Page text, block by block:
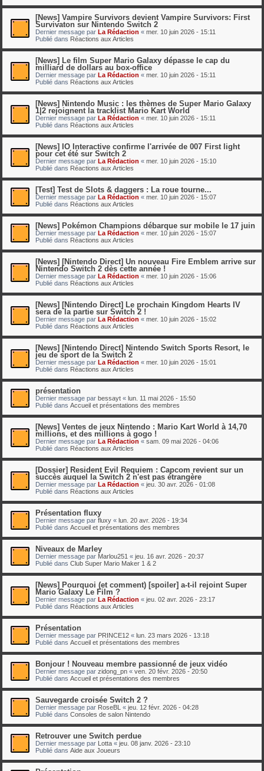
[News] Vampire Survivors devient Vampire Survivors: First
Survivaton sur Nintendo Switch 2
Dernier message par La Rédaction « mer. 10 juin 2026 - 15:11
Publié dans Réactions aux Articles
[News] Le film Super Mario Galaxy dépasse le cap du
milliard de dollars au box-office
Dernier message par La Rédaction « mer. 10 juin 2026 - 15:11
Publié dans Réactions aux Articles
[News] Nintendo Music : les thèmes de Super Mario Galaxy
1|2 rejoignent la tracklist Mario Kart World
Dernier message par La Rédaction « mer. 10 juin 2026 - 15:11
Publié dans Réactions aux Articles
[News] IO Interactive confirme l'arrivée de 007 First light
pour cet été sur Switch 2
Dernier message par La Rédaction « mer. 10 juin 2026 - 15:10
Publié dans Réactions aux Articles
[Test] Test de Slots & daggers : La roue tourne...
Dernier message par La Rédaction « mer. 10 juin 2026 - 15:07
Publié dans Réactions aux Articles
[News] Pokémon Champions débarque sur mobile le 17 juin
Dernier message par La Rédaction « mer. 10 juin 2026 - 15:07
Publié dans Réactions aux Articles
[News] [Nintendo Direct] Un nouveau Fire Emblem arrive sur
Nintendo Switch 2 dès cette année !
Dernier message par La Rédaction « mer. 10 juin 2026 - 15:06
Publié dans Réactions aux Articles
[News] [Nintendo Direct] Le prochain Kingdom Hearts IV
sera de la partie sur Switch 2 !
Dernier message par La Rédaction « mer. 10 juin 2026 - 15:02
Publié dans Réactions aux Articles
[News] [Nintendo Direct] Nintendo Switch Sports Resort, le
jeu de sport de la Switch 2
Dernier message par La Rédaction « mer. 10 juin 2026 - 15:01
Publié dans Réactions aux Articles
présentation
Dernier message par bessayt « lun. 11 mai 2026 - 15:50
Publié dans Accueil et présentations des membres
[News] Ventes de jeux Nintendo : Mario Kart World à 14,70
millions, et des millions à gogo !
Dernier message par La Rédaction « sam. 09 mai 2026 - 04:06
Publié dans Réactions aux Articles
[Dossier] Resident Evil Requiem : Capcom revient sur un
succès auquel la Switch 2 n'est pas étrangère
Dernier message par La Rédaction « jeu. 30 avr. 2026 - 01:08
Publié dans Réactions aux Articles
Présentation fluxy
Dernier message par fluxy « lun. 20 avr. 2026 - 19:34
Publié dans Accueil et présentations des membres
Niveaux de Marley
Dernier message par Marlou251 « jeu. 16 avr. 2026 - 20:37
Publié dans Club Super Mario Maker 1 & 2
[News] Pourquoi (et comment) [spoiler] a-t-il rejoint Super
Mario Galaxy Le Film ?
Dernier message par La Rédaction « jeu. 02 avr. 2026 - 23:17
Publié dans Réactions aux Articles
Présentation
Dernier message par PRINCE12 « lun. 23 mars 2026 - 13:18
Publié dans Accueil et présentations des membres
Bonjour ! Nouveau membre passionné de jeux vidéo
Dernier message par zidong_pn « ven. 20 févr. 2026 - 20:50
Publié dans Accueil et présentations des membres
Sauvegarde croisée Switch 2 ?
Dernier message par RoseBL « jeu. 12 févr. 2026 - 04:28
Publié dans Consoles de salon Nintendo
Retrouver une Switch perdue
Dernier message par Lotta « jeu. 08 janv. 2026 - 23:10
Publié dans Aide aux Joueurs